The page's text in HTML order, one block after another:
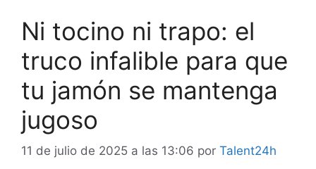
Ni tocino ni trapo: el
truco infalible para que
tu jamón se mantenga
jugoso
11 de julio de 2025 a las 13:06 por Talent24h